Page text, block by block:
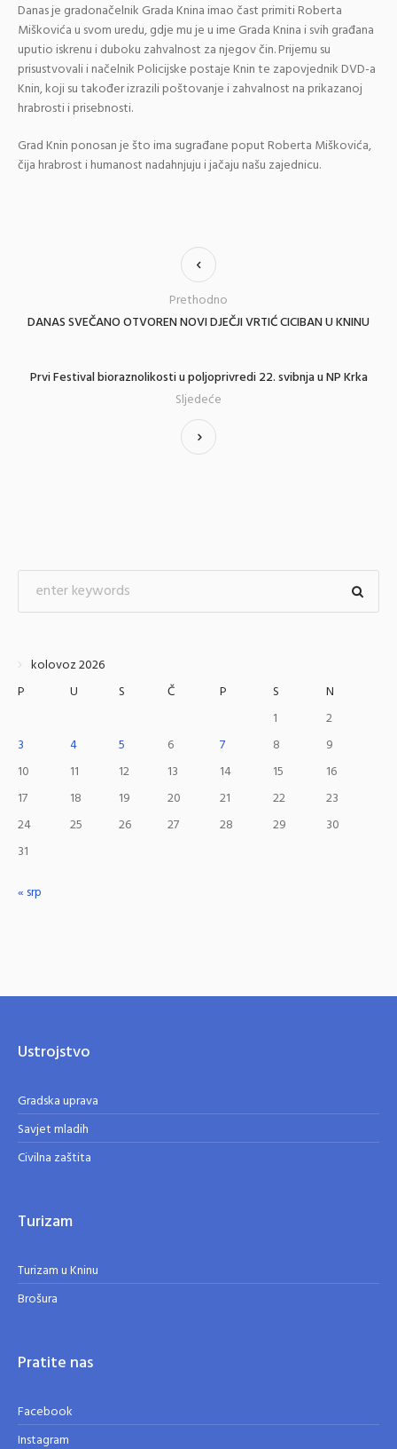
Danas je gradonačelnik Grada Knina imao čast primiti Roberta
Miškovića u svom uredu, gdje mu je u ime Grada Knina i svih građana
uputio iskrenu i duboku zahvalnost za njegov čin. Prijemu su
prisustvovali i načelnik Policijske postaje Knin te zapovjednik DVD-a
Knin, koji su također izrazili poštovanje i zahvalnost na prikazanoj
hrabrosti i prisebnosti.
Grad Knin ponosan je što ima sugrađane poput Roberta Miškovića,
čija hrabrost i humanost nadahnjuju i jačaju našu zajednicu.
DANAS SVEČANO OTVOREN NOVI DJEČJI VRTIĆ CICIBAN U KNINU
Prethodno
Prvi Festival bioraznolikosti u poljoprivredi 22. svibnja u NP Krka
Sljedeće
kolovoz 2026
P
U S Č P S
N
1
2
3
4 5 6 7 8
9
10
11 12 13 14 15
16
17
18 19 20 21 22
23
24
25 26 27 28 29
30
31
« srp
Ustrojstvo
Gradska uprava
Savjet mladih
Civilna zaštita
Turizam
Turizam u Kninu
Brošura
Pratite nas
Facebook
Instagram